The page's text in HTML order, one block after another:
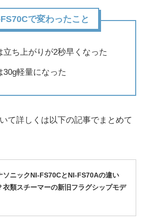
で変わったこと
立ち上がりが2秒早くなった
30g軽量になった
て詳しくは以下の記事でまとめて
ソニックNI-FS70CとNI-FS70Aの違い
衣類スチーマーの新旧フラグシップモデ